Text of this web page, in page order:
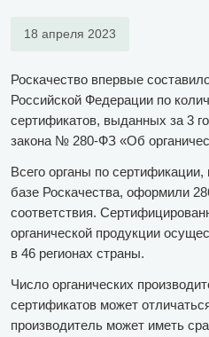
18 апреля 2023
Роскачество впервые
Российской Федерации по
сертификатов, выданных за 3
закона № 280-ФЗ «Об
Всего органы по
базе Роскачества, оформили
соответствия.
органической продукции
в 46 регионах страны.
Число органических
сертификатов может
производитель может иметь